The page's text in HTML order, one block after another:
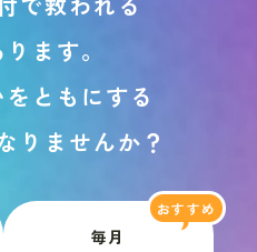
り ま す。
を と も にする
り ま せんか ？
毎月